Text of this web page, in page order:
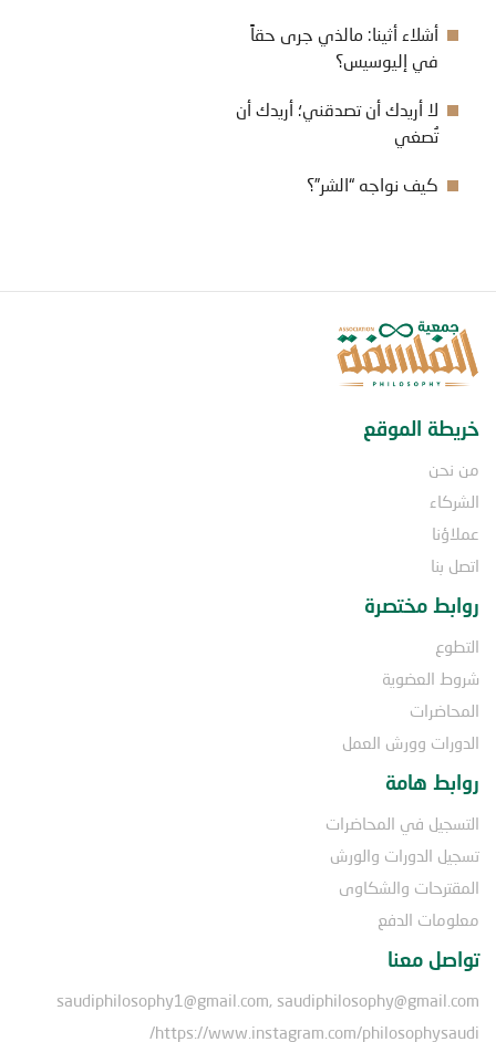
أشلاء أثينا: مالذي جرى حقاً
في إليوسيس؟
لا أريدك أن تصدقني؛ أريدك أن
تُصغي
كيف نواجه “الشر”؟
خريطة الموقع
من نحن
الشركاء
عملاؤنا
اتصل بنا
روابط مختصرة
التطوع
شروط العضوية
المحاضرات
الدورات وورش العمل
روابط هامة
التسجيل في المحاضرات
تسجيل الدورات والورش
المقترحات والشكاوى
معلومات الدفع
تواصل معنا
saudiphilosophy1@gmail.com, saudiphilosophy@gmail.com
https://www.instagram.com/philosophysaudi/